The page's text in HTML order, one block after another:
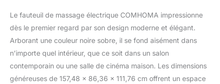
vous procureront une
détente totale et un
soulagement du stress.
rempli d'éponge haute
densité et de tissu en
cuir, offrant un grand
Le fauteuil de massage électrique COMHOMA impressionne
dès le premier regard par son design moderne et élégant.
Arborant une couleur noire sobre, il se fond aisément dans
n’importe quel intérieur, que ce soit dans un salon
contemporain ou une salle de cinéma maison. Les dimensions
généreuses de 157,48 x 86,36 x 111,76 cm offrent un espace